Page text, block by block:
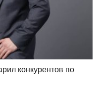
конкурентов по